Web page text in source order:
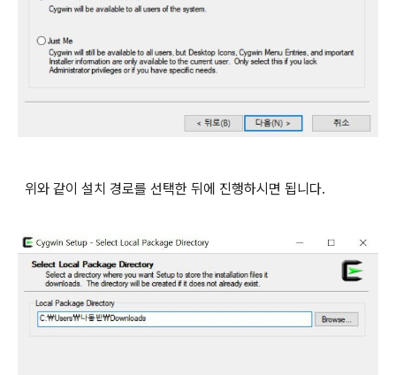
위와 같이 설치 경로를 선택한 뒤에 진행하시면 됩니다.